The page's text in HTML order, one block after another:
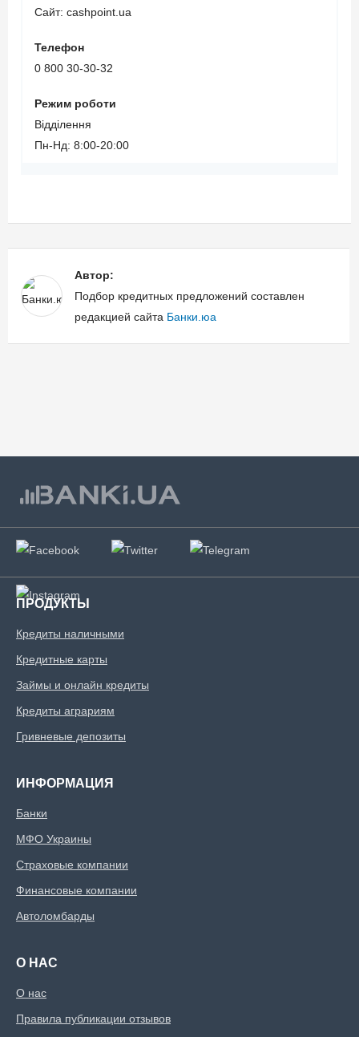
Сайт: cashpoint.ua
Телефон
0 800 30-30-32
Режим роботи
Відділення
Пн-Нд: 8:00-20:00
Автор:
Подбор кредитных предложений составлен
редакцией сайта Банки.юа
ПРОДУКТЫ
Кредиты наличными
Кредитные карты
Займы и онлайн кредиты
Кредиты аграриям
Гривневые депозиты
ИНФОРМАЦИЯ
Банки
МФО Украины
Страховые компании
Финансовые компании
Автоломбарды
О НАС
О нас
Правила публикации отзывов